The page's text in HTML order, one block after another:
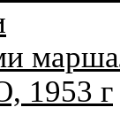
1953 г